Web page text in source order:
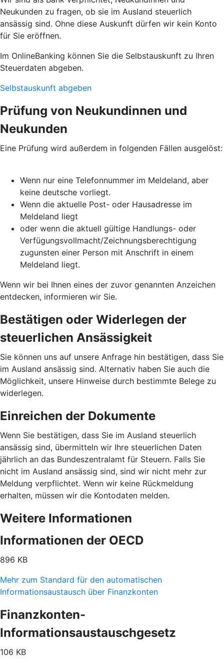
Neukunden zu fragen, ob sie im Ausland steuerlich
ansässig sind. Ohne diese Auskunft dürfen wir kein Konto
für Sie eröffnen.
Im OnlineBanking können Sie die Selbstauskunft zu Ihren
Steuerdaten abgeben.
Selbstauskunft abgeben
Prüfung von Neukundinnen und
Neukunden
Eine Prüfung wird außerdem in folgenden Fällen ausgelöst:
Wenn nur eine Telefonnummer im Meldeland, aber
keine deutsche vorliegt.
Wenn die aktuelle Post- oder Hausadresse im
Meldeland liegt
oder wenn die aktuell gültige Handlungs- oder
Verfügungsvollmacht/Zeichnungsberechtigung
zugunsten einer Person mit Anschrift in einem
Meldeland liegt.
Wenn wir bei Ihnen eines der zuvor genannten Anzeichen
entdecken, informieren wir Sie.
Bestätigen oder Widerlegen der
steuerlichen Ansässigkeit
Sie können uns auf unsere Anfrage hin bestätigen, dass Sie
im Ausland ansässig sind. Alternativ haben Sie auch die
Möglichkeit, unsere Hinweise durch bestimmte Belege zu
widerlegen.
Einreichen der Dokumente
Wenn Sie bestätigen, dass Sie im Ausland steuerlich
ansässig sind, übermitteln wir Ihre steuerlichen Daten
jährlich an das Bundeszentralamt für Steuern. Falls Sie
nicht im Ausland ansässig sind, sind wir nicht mehr zur
Meldung verpflichtet. Wenn wir keine Rückmeldung
erhalten, müssen wir die Kontodaten melden.
Weitere Informationen
Informationen der OECD
896 KB
Mehr zum Standard für den automatischen
Informationsaustausch über Finanzkonten
Finanzkonten-
Informationsaustauschgesetz
106 KB